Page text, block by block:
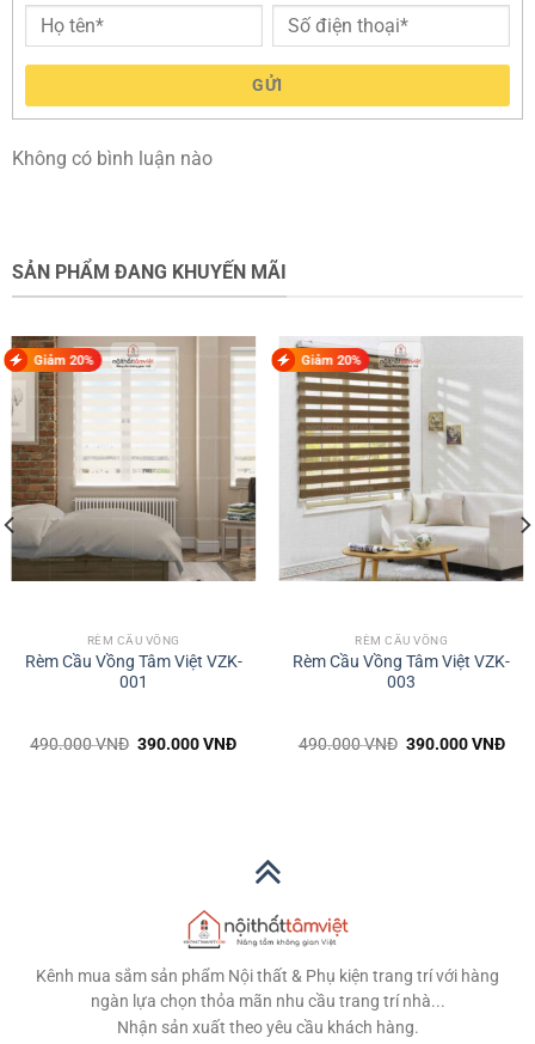
Ghế Đôn Tâm Việt DN-09
Ghế đôn được làm từ thợ lành nghề với kinh
nghiệm trên 10 năm, đạt tiêu chuẩn chất lượng
trước khi xuất xưởng.
Nội Thất Tâm Việt
liên tục cập nhật những mẫu
giường ngủ mới nhất, kiểu dáng phong phú, phong
cách thiết kế đa dạng phù hợp với mọi không gian
giản, từ hiện đại cho tới cổ điển…
phù hợp nhất với không gian gia đình bạn.
NỘI THẤT TÂM VIỆT – Nâng tầm không gian Việt
Website: https://noithattamviet.com/
Hotline: 08888-4-9998
GỬI
Không có bình luận nào
SẢN PHẨM ĐANG KHUYẾN MÃI
Giảm 20%
RÈM CẦU VỒNG
Rèm Cầu Vồng Tâm Việt VZK-
001
490.000VNĐ Giá
390.000VNĐGiá
Giảm 20%
RÈM CẦU VỒNG
Rèm Cầu Vồng Tâm Việt VZK-
003
490.000VNĐ Giá
390.000VNĐGiá
Kênh mua sắm sản phẩm Nội thất & Phụ kiện trang trí với hàng
ngàn lựa chọn thỏa mãn nhu cầu trang trí nhà...
Nhận sản xuất theo yêu cầu khách hàng.